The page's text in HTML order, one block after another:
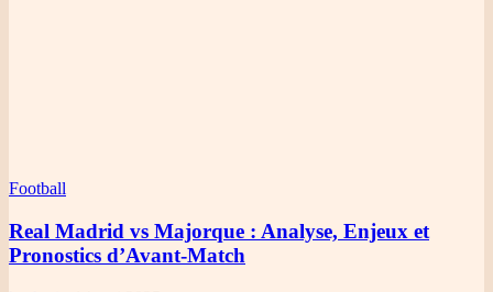
Football
Real Madrid vs Majorque : Analyse, Enjeux et
Pronostics d’Avant-Match